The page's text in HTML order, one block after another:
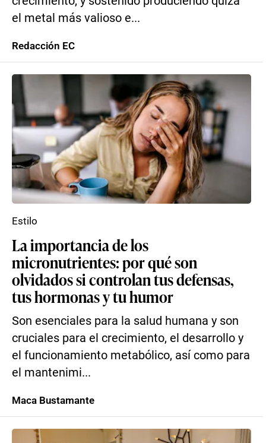
el metal más valioso e...
Redacción EC
La importancia de los
micronutrientes: por qué son
olvidados si controlan tus defensas,
tus hormonas y tu humor
Son esenciales para la salud humana y son
cruciales para el crecimiento, el desarrollo y
el funcionamiento metabólico, así como para
el mantenimi...
Estilo
Maca Bustamante